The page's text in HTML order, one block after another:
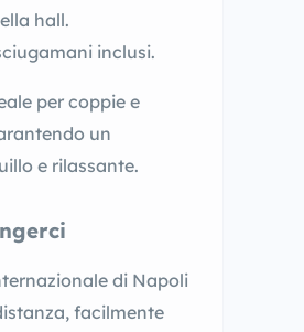
hall.
inclusi.
per coppie e
un
e rilassante.
di Napoli
facilmente